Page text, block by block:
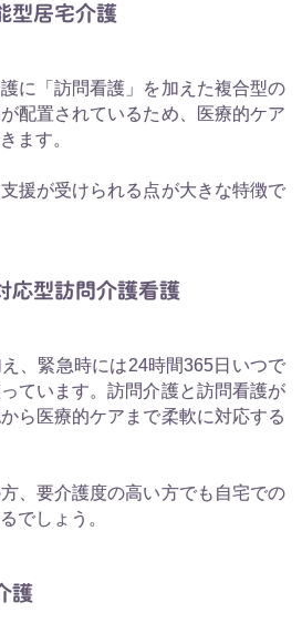
型居宅介護
に「訪問看護」を加えた複合型の
配置されているため、医療的ケア
ます。
援が受けられる点が大きな特徴で
応型訪問介護看護
、緊急時には24時間365日いつで
ています。訪問介護と訪問看護が
ら医療的ケアまで柔軟に対応する
、要介護度の高い方でも自宅での
でしょう。
護